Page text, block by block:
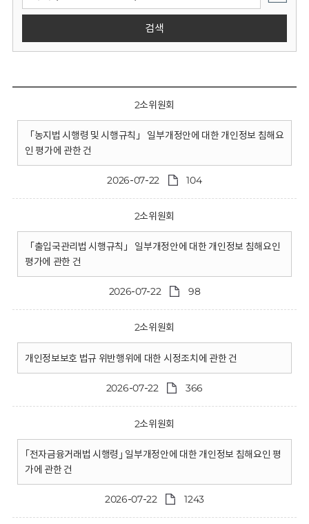
검색
2소위원회
「농지법 시행령 및 시행규칙」 일부개정안에 대한 개인정보 침해요
인 평가에 관한 건
2026-07-22 104
2소위원회
「출입국관리법 시행규칙」 일부개정안에 대한 개인정보 침해요인
평가에 관한 건
2026-07-22 98
2소위원회
개인정보보호 법규 위반행위에 대한 시정조치에 관한 건
2026-07-22 366
2소위원회
｢전자금융거래법 시행령｣ 일부개정안에 대한 개인정보 침해요인 평
가에 관한 건
2026-07-22 1243